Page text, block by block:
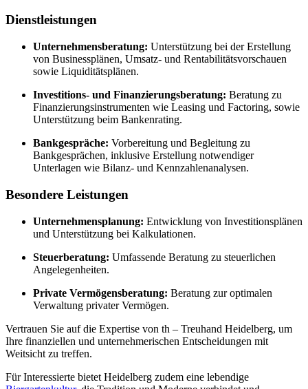
Dienstleistungen
Unternehmensberatung: Unterstützung bei der Erstellung
von Businessplänen, Umsatz- und Rentabilitätsvorschauen
sowie Liquiditätsplänen.
Investitions- und Finanzierungsberatung: Beratung zu
Finanzierungsinstrumenten wie Leasing und Factoring, sowie
Unterstützung beim Bankenrating.
Bankgespräche: Vorbereitung und Begleitung zu
Bankgesprächen, inklusive Erstellung notwendiger
Unterlagen wie Bilanz- und Kennzahlenanalysen.
Besondere Leistungen
Unternehmensplanung: Entwicklung von Investitionsplänen
und Unterstützung bei Kalkulationen.
Steuerberatung: Umfassende Beratung zu steuerlichen
Angelegenheiten.
Private Vermögensberatung: Beratung zur optimalen
Verwaltung privater Vermögen.
Vertrauen Sie auf die Expertise von th – Treuhand Heidelberg, um
Ihre finanziellen und unternehmerischen Entscheidungen mit
Weitsicht zu treffen.
Für Interessierte bietet Heidelberg zudem eine lebendige